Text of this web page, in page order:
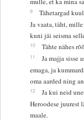
9
Tähetargad
Ja vaata, täht,
kuni jäi seisma
10 Tähte nähes
11
Ja majja sisse
emaga, ja
oma aarded ning
12
Ja kui neid
Heroodese juurest
maale.